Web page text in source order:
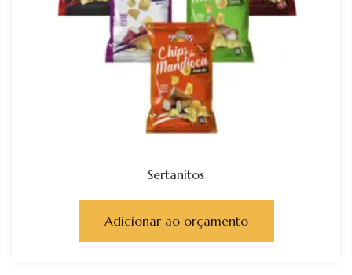
Sertanitos
Adicionar ao orçamento